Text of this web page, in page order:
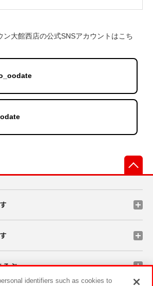
ン大館西店の公式SNSアカウントはこち
そぶ
identifiers such as cookies to